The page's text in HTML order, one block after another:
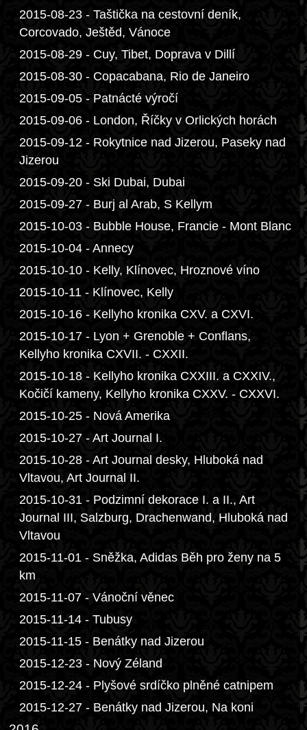
2015-08-23 - Taštička na cestovní deník,
Corcovado, Ještěd, Vánoce
2015-08-29 - Cuy, Tibet, Doprava v Dillí
2015-08-30 - Copacabana, Rio de Janeiro
2015-09-05 - Patnácté výročí
2015-09-06 - London, Říčky v Orlických horách
2015-09-12 - Rokytnice nad Jizerou, Paseky nad
Jizerou
2015-09-20 - Ski Dubai, Dubai
2015-09-27 - Burj al Arab, S Kellym
2015-10-03 - Bubble House, Francie - Mont Blanc
2015-10-04 - Annecy
2015-10-10 - Kelly, Klínovec, Hroznové víno
2015-10-11 - Klínovec, Kelly
2015-10-16 - Kellyho kronika CXV. a CXVI.
2015-10-17 - Lyon + Grenoble + Conflans,
Kellyho kronika CXVII. - CXXII.
2015-10-18 - Kellyho kronika CXXIII. a CXXIV.,
Kočičí kameny, Kellyho kronika CXXV. - CXXVI.
2015-10-25 - Nová Amerika
2015-10-27 - Art Journal I.
2015-10-28 - Art Journal desky, Hluboká nad
Vltavou, Art Journal II.
2015-10-31 - Podzimní dekorace I. a II., Art
Journal III, Salzburg, Drachenwand, Hluboká nad
Vltavou
2015-11-01 - Sněžka, Adidas Běh pro ženy na 5
km
2015-11-07 - Vánoční věnec
2015-11-14 - Tubusy
2015-11-15 - Benátky nad Jizerou
2015-12-23 - Nový Zéland
2015-12-24 - Plyšové srdíčko plněné catnipem
2015-12-27 - Benátky nad Jizerou, Na koni